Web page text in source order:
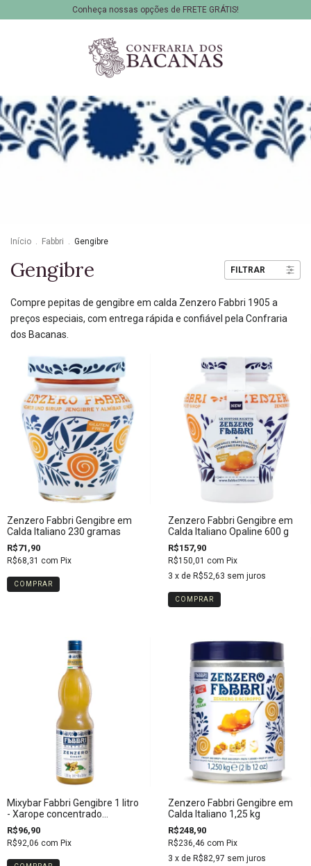
Conheça nossas opções de FRETE GRÁTIS!
Início . Fabbri . Gengibre
Gengibre FILTRAR
Compre pepitas de gengibre em calda Zenzero Fabbri 1905 a
preços especiais, com entrega rápida e confiável pela Confraria
dos Bacanas.
Zenzero Fabbri Gengibre em
Calda Italiano 230 gramas
R$71,90
R$68,31 com Pix
Zenzero Fabbri Gengibre em
Calda Italiano Opaline 600 g
R$157,90
R$150,01 com Pix
3 x de R$52,63 sem juros
Mixybar Fabbri Gengibre 1 litro
- Xarope concentrado
profissional
R$96,90
R$92,06 com Pix
Zenzero Fabbri Gengibre em
Calda Italiano 1,25 kg
R$248,90
R$236,46 com Pix
3 x de R$82,97 sem juros